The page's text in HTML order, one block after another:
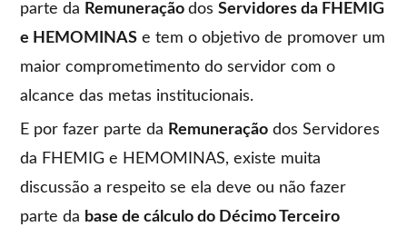
parte da RemuneraçãodosServidores da FHEMIG
e HEMOMINAS e tem o objetivo de promover um
maior comprometimento do servidor com o
alcance das metas institucionais.
E por fazer parte da Remuneração dos Servidores
da FHEMIG e HEMOMINAS, existe muita
discussão a respeito se ela deve ou não fazer
parte da base de cálculo do Décimo Terceiro